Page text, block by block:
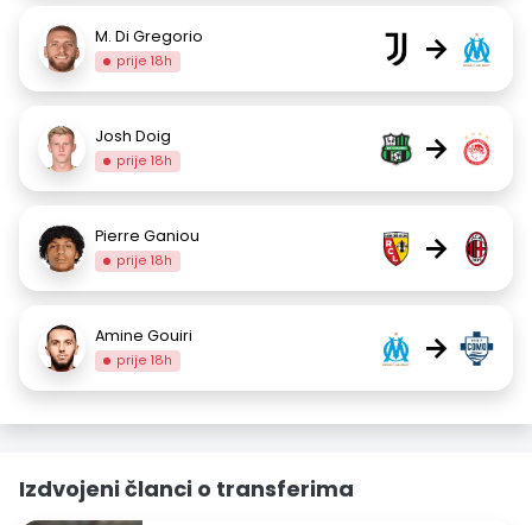
M. Di Gregorio
prije 18h →
Josh Doig
prije 18h →
Pierre Ganiou
prije 18h →
Amine Gouiri
prije 18h →
Izdvojeni članci o transferima